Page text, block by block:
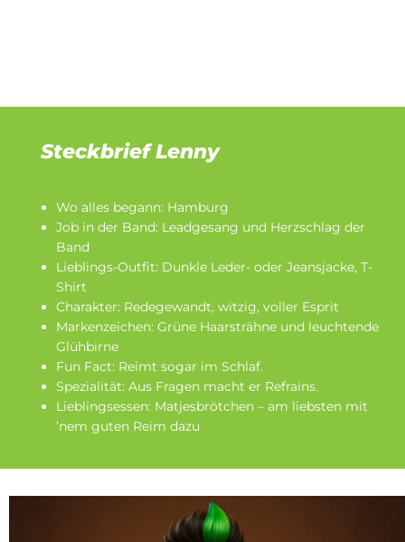
Steckbrief Lenny
Wo alles begann: Hamburg
Job in der Band: Leadgesang und Herzschlag der
Band
Lieblings-Outfit: Dunkle Leder- oder Jeansjacke, T-
Shirt
Charakter: Redegewandt, witzig, voller Esprit
Markenzeichen: Grüne Haarsträhne und leuchtende
Glühbirne
Fun Fact: Reimt sogar im Schlaf.
Spezialität: Aus Fragen macht er Refrains.
Lieblingsessen: Matjesbrötchen – am liebsten mit
’nem guten Reim dazu